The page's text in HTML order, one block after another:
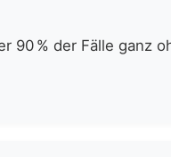
90 % der Fälle ganz